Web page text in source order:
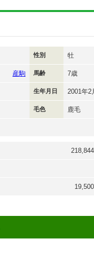
性別 牡
産駒 馬齢 7歳
生年月日 2001年2
毛色 鹿毛